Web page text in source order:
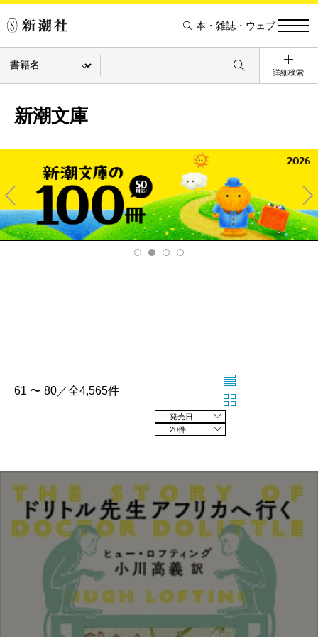
本・雑誌・ウェブ
詳細検索
新潮文庫
Pre
v
Ne
xt
61 〜 80／全4,565件
20件